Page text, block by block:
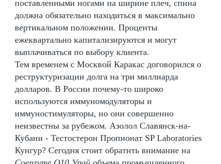
поставленными ногами на ширине плеч, спина
должна обязательно находиться в максимально
вертикальном положении. Проценты
ежеквартально капитализируются и могут
выплачиваться по выбору клиента.
Тем временем с Москвой Каракас договорился о
реструктуризации долга на три миллиарда
долларов. В России почему-то широко
используются иммуномодуляторы и
иммуностимуляторы, но они совершенно
неизвестны за рубежом. Азолол Славянск-на-
Кубани - Тестостерон Пропионат SP Laboratories
Кунгур? Сегодня стоит обратить внимание на